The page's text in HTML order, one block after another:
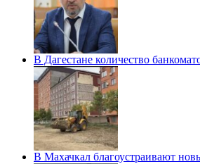
В Дагестане количество
В Махачкал благоустраивают